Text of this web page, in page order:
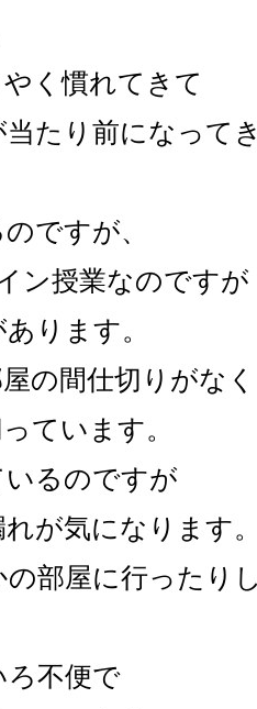
く慣れてきて
たり前になって
ですが、
ン授業なのですが
ります。
の間仕切りがな
ています。
るのですが
が気になります
の部屋に行ったり
不便で